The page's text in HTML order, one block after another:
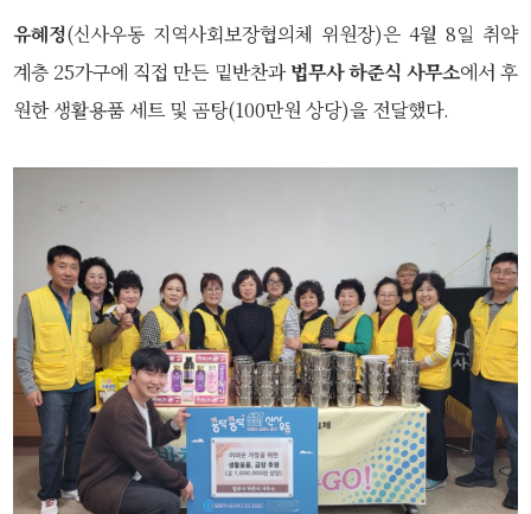
유혜정(신사우동 지역사회보장협의체 위원장)은 4월 8일 취약
계층 25가구에 직접 만든 밑반찬과법무사 하준식 사무소에서 후
원한 생활용품 세트 및 곰탕(100만원 상당)을 전달했다.